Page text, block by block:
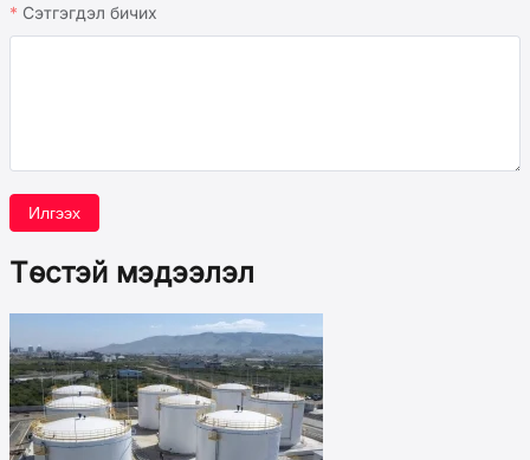
Сэтгэгдэл бичих
Илгээх
Төстэй мэдээлэл